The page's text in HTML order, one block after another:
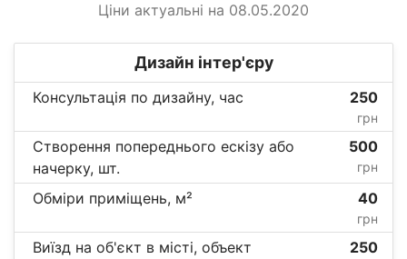
Ціни актуальні на 08.05.2020
Дизайн інтер'єру
Консультація по дизайну, час 250
грн
Створення попереднього ескізу або
начерку, шт.
500
грн
Обміри приміщень, м² 40
грн
Виїзд на об'єкт в місті, объект 250